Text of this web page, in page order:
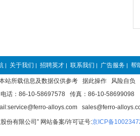
| 关于我们 | 招聘英才 | 联系我们 | 广告服务 | 帮
站所载信息及数据仅供参考 据此操作 风险自负
电话：86-10-58697578 传真：86-10-58699098
alloys.com sales@ferro-
份有限公司” 网站备案/许可证号:京ICP备